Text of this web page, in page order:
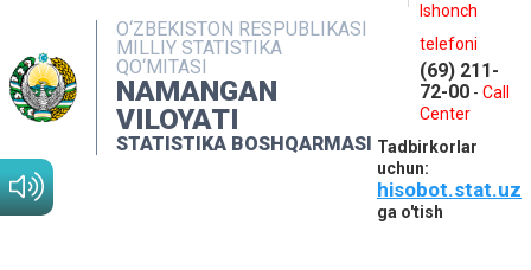
O‘ZBEKISTON RESPUBLIKASI
MILLIY STATISTIKA
QO‘MITASI
NAMANGAN
VILOYATI
STATISTIKA BOSHQARMASI
Ishonch
telefoni
(69) 211-
72-00 - Call
Center
Tadbirkorlar
uchun:
hisobot.stat.uz
ga o'tish
NASHRLAR
INTERAKTIV XIZMATLAR
MATBUOT XIZMATI
MUROJAATLAR